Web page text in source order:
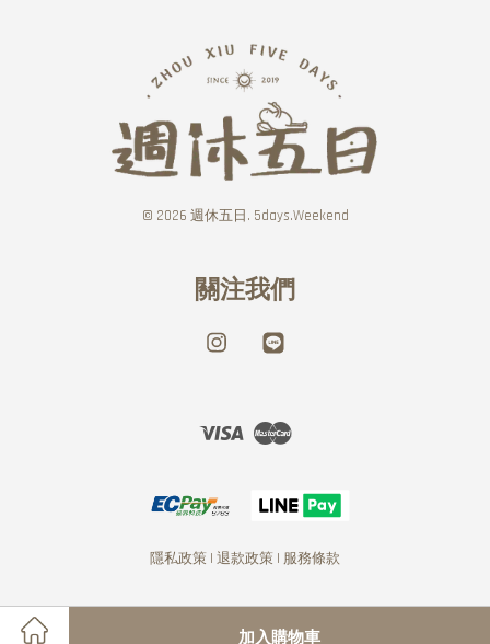
加入購物車
© 2026 週休五日. 5days.Weekend
關注我們
Instagram
Visa Master
隱私政策 | 退款政策 | 服務條款